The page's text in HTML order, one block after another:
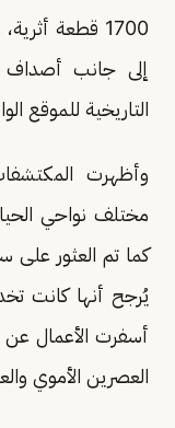
1700 قطعة
إلى جانب أصداف
التاريخية للموقع
وأظهرت
مختلف نواحي
كما تم العثور على
يُرجح أنها كانت
العصرين الأموي